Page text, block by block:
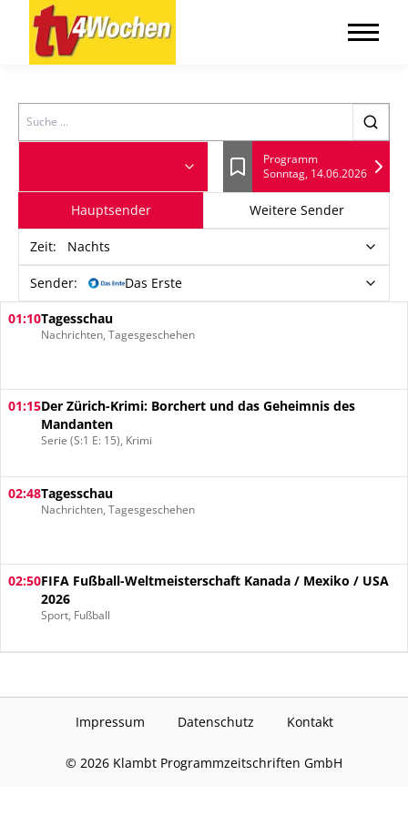
Search
Lesezeichen
Programm
Sonntag, 14.06.2026
Hauptsender Weitere Sender
Zeit: Nachts
Sender: Das Erste
01:10Tagesschau
Nachrichten, Tagesgeschehen
01:15Der Zürich-Krimi: Borchert und das Geheimnis des
Mandanten
Serie (S:1 E: 15), Krimi
02:48Tagesschau
Nachrichten, Tagesgeschehen
02:50FIFA Fußball-Weltmeisterschaft Kanada / Mexiko / USA
2026
Sport, Fußball
Impressum Datenschutz Kontakt
© 2026 Klambt Programmzeitschriften GmbH